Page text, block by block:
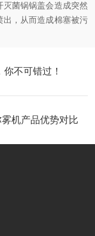
菌锅锅盖会造成突然
，从而造成棉塞被污
不可错过！
机产品优势对比